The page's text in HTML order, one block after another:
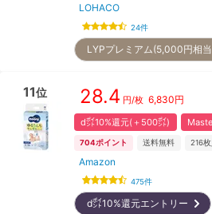
LOHACO
24件
LYPプレミアム(5,000円相
11位 28.4 円/枚 6,830円
d㌽10%還元(＋500㌽)
704ポイント 送料無料 216枚
Amazon
475件
d㌽10%還元エントリー